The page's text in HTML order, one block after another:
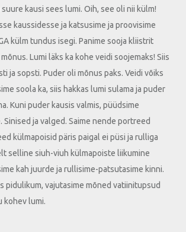
kausi sees lumi. Oih, see oli nii külm!
kaussidesse ja katsusime ja proovisime
külm tundus isegi. Panime sooja kliistrit
Lumi läks ka kohe veidi soojemaks! Siis
ja sopsti. Puder oli mõnus paks. Veidi võiks
soola ka, siis hakkas lumi sulama ja puder
Kuni puder kausis valmis, püüdsime
Sinised ja valged. Saime nende portreed
külmapoisid päris paigal ei püsi ja rulliga
selline siuh-viuh külmapoiste liikumine
kah juurde ja rullisime-patsutasime kinni.
pidulikum, vajutasime mõned vatiinitupsud
kohev lumi.